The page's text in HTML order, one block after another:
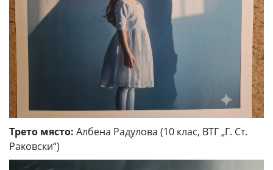
Трето място: Албена Радулова (10 клас, ВТГ „Г. Ст.
Раковски“)